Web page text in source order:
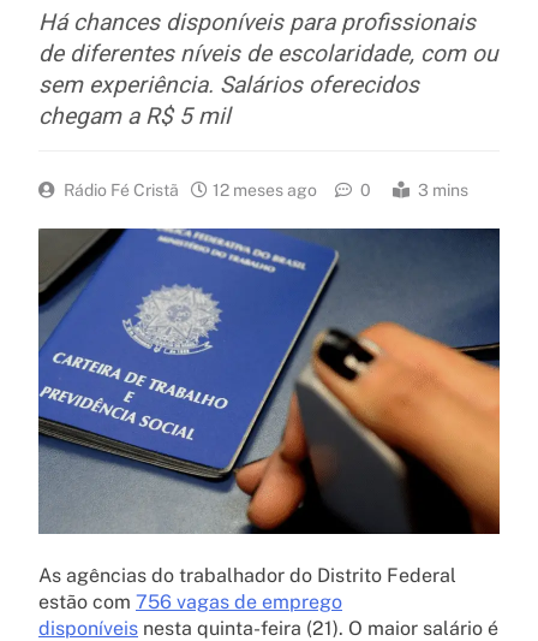
Há chances disponíveis para profissionais
de diferentes níveis de escolaridade, com ou
sem experiência. Salários oferecidos
chegam a R$ 5 mil
Rádio Fé Cristã 12 meses ago 0 3 mins
As agências do trabalhador do Distrito Federal
estão com 756 vagas de emprego
disponíveis nesta quinta-feira (21). O maior salário é